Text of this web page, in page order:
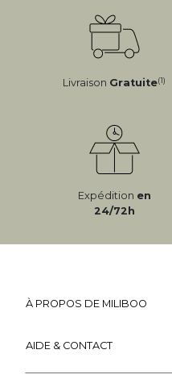
Livraison Gratuite(1)
Expédition en
24/72h
À PROPOS DE MILIBOO
AIDE & CONTACT